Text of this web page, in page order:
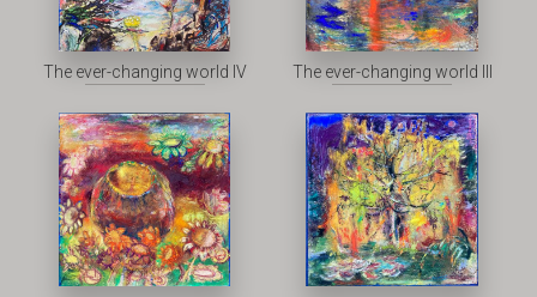
The ever-changing world IV The ever-changing world III